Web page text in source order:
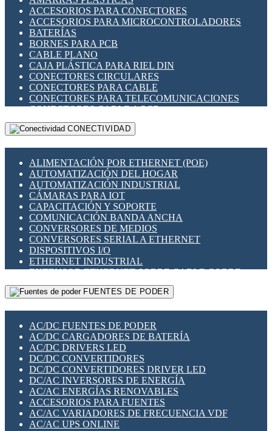
INDICADORES PARA PANEL
INTERFACES DE RELÉ
INTERRUPTORES FIN DE CARRERA
LLAVES CONMUTADORAS
MEDIDORES DE ENERGÍA Y TC'S DE CORRIENTE
MOTORES PASO A PASO
PANTALLAS HMI
PLC -CONTROLADORES LÓGICO PROGRAMABLES
PROGRAMADORES DE HORARIO
RELÉS DE PROTECCIÓN
SENSORES CAPACITIVOS
SENSORES INDUCTIVOS
TEMPORIZADORES
VARIACS
VARIADORES DE FRECUENCIA [VDF]
SECCIONADORES - INTERRUPTORES
MAQUINARIA
ACCESORIOS PARA CONECTORES
ACCESORIOS PARA MICROCONTROLADORES
BATERÍAS
BORNES PARA PCB
CABLE PLANO
CAJA PLÁSTICA PARA RIEL DIN
CONECTORES CIRCULARES
CONECTORES PARA CABLE
CONECTORES PARA TELECOMUNICACIONES
CONECTORES CABLE A PCB
CONECTORES PCB A CABLE
DIP SWITCHES
HERRAMIENTAS VARIAS
ILUMINACIÓN LED
INTERRUPTORES REED
INTERFACES DE RELÉ
OTROS RELÉS
PROTECCIÓN TÉRMICA
RELÉS AUTOMOTRICES
RELÉS DE SEÑAL
RELÉS DE ESTADO SÓLIDO SSR
RELÉS INDUSTRIALES
RELÉS MINIATURA DE POTENCIA
SENSORES MAGNÉTICOS
SWITCH Y MICROSWITCH
TARJETAS PI
UNIÓN Y DERIVACIÓN DE CABLE
CONECTIVIDAD
ALIMENTACIÓN POR ETHERNET (POE)
AUTOMATIZACIÓN DEL HOGAR
AUTOMATIZACIÓN INDUSTRIAL
CÁMARAS PARA IOT
CAPACITACIÓN Y SOPORTE
COMUNICACIÓN BANDA ANCHA
CONVERSORES DE MEDIOS
CONVERSORES SERIAL A ETHERNET
DISPOSITIVOS I/O
ETHERNET INDUSTRIAL
EXTENSOR ETHERNET SOBRE CABLE COBRE
GATEWAY LORAWAN
GESTIÓN DE REDES
PLACAS MODULARES IOT
SWITCHES Y REDES WIFI
SOLUCIONES IOT
SOLUCIONES LORAWAN
SOLUCIONES RED CELULAR
SEGURIDAD PARA REDES
SWITCHES LAN
TELEFONÍA IP (VOIP)
VIGILANCIA IP (CCTV)
MESHTASTIC
FUENTES DE PODER
AC/DC FUENTES DE PODER
AC/DC CARGADORES DE BATERÍA
AC/DC DRIVERS LED
DC/DC CONVERTIDORES
DC/DC CONVERTIDORES DRIVER LED
DC/AC INVERSORES DE ENERGÍA
AC/AC ENERGÍAS RENOVABLES
ACCESORIOS PARA FUENTES
AC/AC VARIADORES DE FRECUENCIA VDF
AC/AC UPS ONLINE